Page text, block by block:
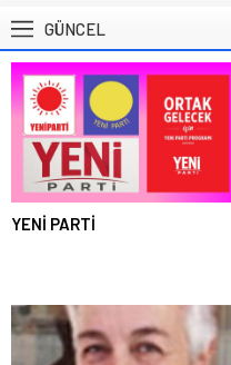
GÜNCEL
YENİ PARTİ